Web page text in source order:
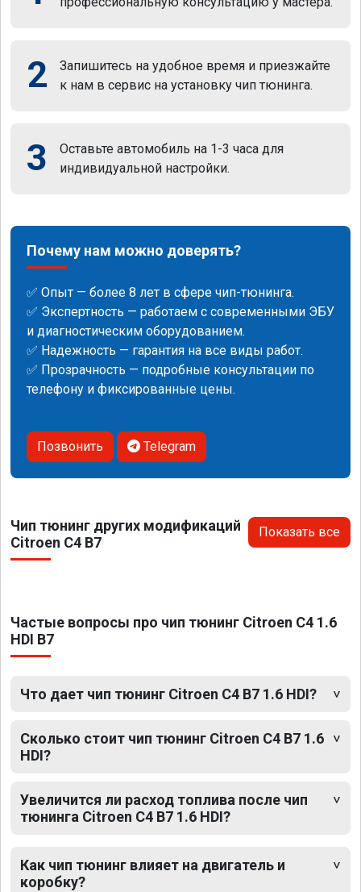
2
Запишитесь на удобное время и приезжайте
к нам в сервис на установку чип тюнинга.
3
Оставьте автомобиль на 1-3 часа для
индивидуальной настройки.
Почему нам можно доверять?
✅ Опыт — более 8 лет в сфере чип-тюнинга.
✅ Экспертность — работаем с современными ЭБУ
и диагностическим оборудованием.
✅ Надежность — гарантия на все виды работ.
✅ Прозрачность — подробные консультации по
телефону и фиксированные цены.
Позвонить Telegram
Чип тюнинг других модификаций
Citroen C4 B7
Показать все
Частые вопросы про чип тюнинг Citroen C4 1.6
HDI B7
Что дает чип тюнинг Citroen C4 B7 1.6 HDI?
Сколько стоит чип тюнинг Citroen C4 B7 1.6
HDI?
Увеличится ли расход топлива после чип
тюнинга Citroen C4 B7 1.6 HDI?
Как чип тюнинг влияет на двигатель и
коробку?